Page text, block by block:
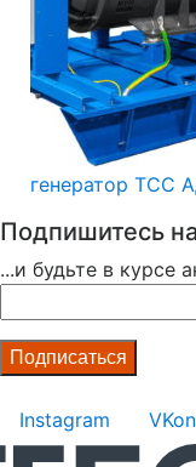
генератор ТСС
Подпишитесь
...и будьте в курсе
Instagram